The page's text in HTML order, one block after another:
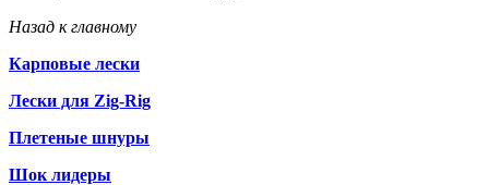
Назад к главному
Карповые лески
Лески для Zig-Rig
Плетеные шнуры
Шок лидеры